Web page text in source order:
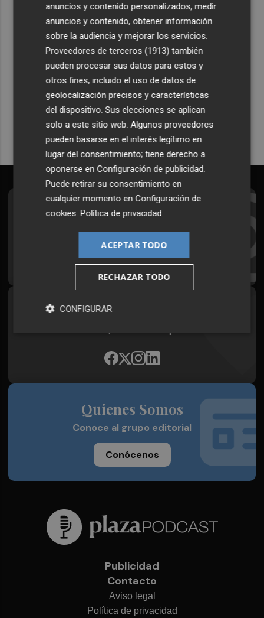
Recibe toda la actualidad de
Plaza Podcast en tu correo
Quiero suscribirme
Suscríbete al Boletín
Todos los días a primera hora en tu email
¡Quiero suscribirme!
Síguenos en redes
Quienes Somos
Conoce al grupo editorial
Conócenos
Publicidad
Contacto
Aviso legal
Política de privacidad
anuncios y contenido personalizados, medir
anuncios y contenido, obtener información
sobre la audiencia y mejorar los servicios.
Proveedores de terceros (1913) también
pueden procesar sus datos para estos y
otros fines, incluido el uso de datos de
geolocalización precisos y características
del dispositivo. Sus elecciones se aplican
solo a este sitio web. Algunos proveedores
pueden basarse en el interés legítimo en
lugar del consentimiento; tiene derecho a
oponerse enConfiguración de publicidad
Puede retirar su consentimiento en
cualquier momento enConfiguración de
cookies .Política de privacidad
ACEPTAR TODO
RECHAZAR TODO
CONFIGURAR